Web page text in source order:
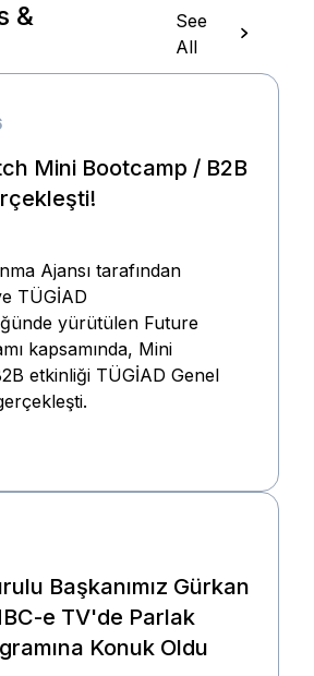
&
See
All
Mini Bootcamp / B2B
Ajansı tarafından
TÜGİAD
yürütülen Future
kapsamında, Mini
etkinliği TÜGİAD Genel
Başkanımız Gürkan
e TV'de Parlak
Konuk Oldu